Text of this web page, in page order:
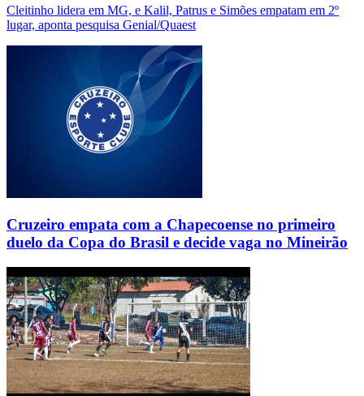
Cleitinho lidera em MG, e Kalil, Patrus e Simões empatam em 2º
lugar, aponta pesquisa Genial/Quaest
Cruzeiro empata com a Chapecoense no primeiro
duelo da Copa do Brasil e decide vaga no Mineirão